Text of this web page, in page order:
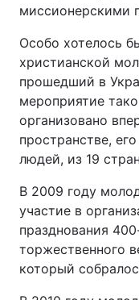
миссионерскими
Особо хотелось
христианской
прошедший в
мероприятие
организовано
пространстве,
людей, из 19
В 2009 году
участие в
празднования
торжественного
который